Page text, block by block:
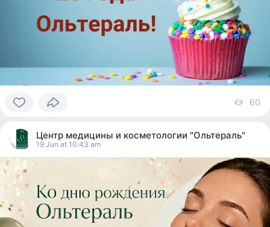
people
reacted
60
Центр медицины и косметологии "Ольтераль"
19 Jun at 10:43 am